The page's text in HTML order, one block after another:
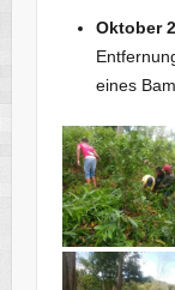
Oktober
eines